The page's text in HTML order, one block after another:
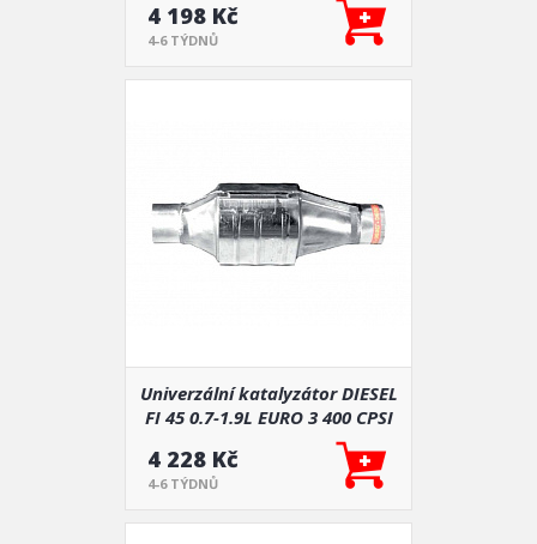
4 198 Kč
4-6 TÝDNŮ
Univerzální katalyzátor DIESEL
FI 45 0.7-1.9L EURO 3 400 CPSI
4 228 Kč
4-6 TÝDNŮ